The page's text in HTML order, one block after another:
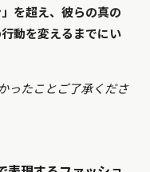
」を超え、彼らの真の
動を変えるまでにい
ったことご了承くださ